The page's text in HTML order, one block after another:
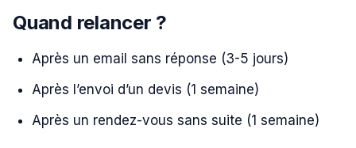
Quand relancer ?
Après un email sans réponse (3-5 jours)
Après l’envoi d’un devis (1 semaine)
Après un rendez-vous sans suite (1 semaine)